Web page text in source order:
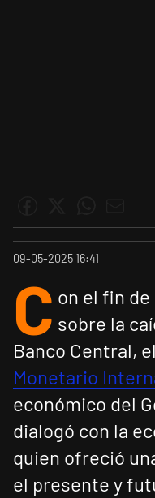
09-05-2025 16:41
C on el fin
sobre la
Banco Central,
Monetario
económico del
dialogó con la
quien ofreció
el presente y